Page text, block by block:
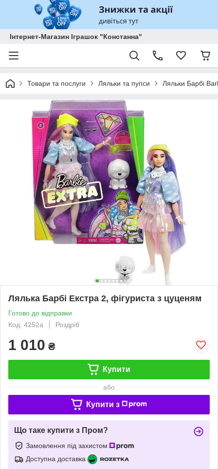
Інтернет-Магазин Іграшок "Констанна"
Товари та послуги Ляльки та пупси Ляльки Барбі
Лялька Барбі Екстра 2, фігуриста з цуценям
Готово до відправки
Код: 4252а
Роздріб
1 010 ₴
Купити
або
Купити з
Що таке купити з Пром?
Замовлення під захистом
Доступна доставка